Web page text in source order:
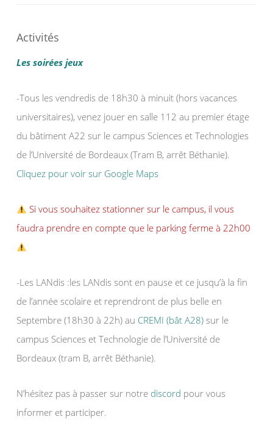
Activités
Les soirées jeux
-Tous les vendredis de 18h30 à minuit (hors vacances
universitaires), venez jouer en salle 112 au premier étage
du bâtiment A22 sur le campus Sciences et Technologies
de l’Université de Bordeaux (Tram B, arrêt Béthanie).
Cliquez pour voir sur Google Maps
Si vous souhaitez stationner sur le campus, il vous
faudra prendre en compte que le parking ferme à 22h00
-Les LANdis :les LANdis sont en pause et ce jusqu’à la fin
de l’année scolaire et reprendront de plus belle en
Septembre (18h30 à 22h) au CREMI (bât A28) sur le
campus Sciences et Technologie de l’Université de
Bordeaux (tram B, arrêt Béthanie).
N’hésitez pas à passer sur notre discord pour vous
informer et participer.